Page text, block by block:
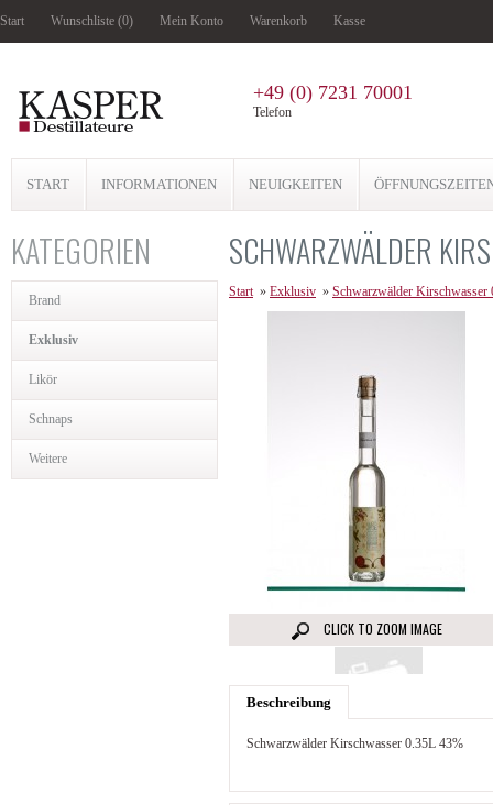
Start Wunschliste (0) Mein Konto Warenkorb Kasse
+49 (0) 7231 70001
Telefon
START INFORMATIONEN NEUIGKEITEN
KATEGORIEN
Brand
Exklusiv
Likör
Schnaps
Weitere
SCHWARZWÄLDER
Start» Exklusiv » Schwarzwälder Kirschwasser
CLICK TO ZOOM IMAGE
Beschreibung
Schwarzwälder Kirschwasser 0.35L 43%